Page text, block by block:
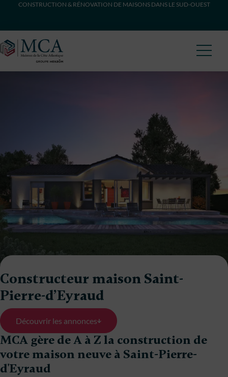
CONSTRUCTION & RÉNOVATION DE MAISONS DANS LE SUD-OUEST
Constructeur maison Saint-
Pierre-d’Eyraud
Découvrir les annonces
MCA gère de A à Z la construction de
votre maison neuve à Saint-Pierre-
d'Eyraud